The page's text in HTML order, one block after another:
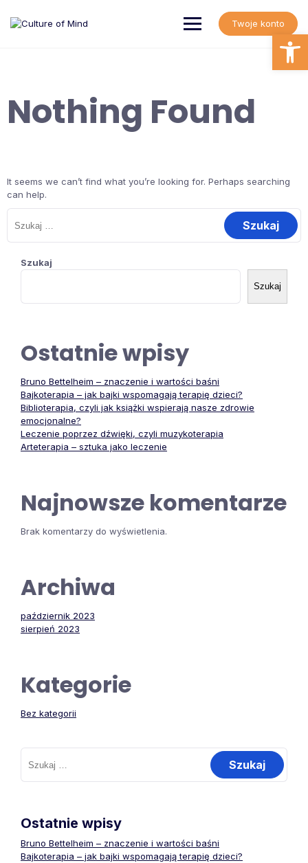
content
Twoje konto
Nothing Found
It seems we can’t find what you’re looking for. Perhaps searching
can help.
Szukaj:
Szukaj
Szukaj
Ostatnie wpisy
Bruno Bettelheim – znaczenie i wartości baśni
Bajkoterapia – jak bajki wspomagają terapię dzieci?
Biblioterapia, czyli jak książki wspierają nasze zdrowie
emocjonalne?
Leczenie poprzez dźwięki, czyli muzykoterapia
Arteterapia – sztuka jako leczenie
Najnowsze komentarze
Brak komentarzy do wyświetlenia.
Archiwa
październik 2023
sierpień 2023
Kategorie
Bez kategorii
Szukaj:
Ostatnie wpisy
Bruno Bettelheim – znaczenie i wartości baśni
Bajkoterapia – jak bajki wspomagają terapię dzieci?